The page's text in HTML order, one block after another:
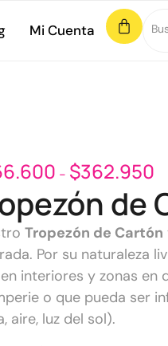
Mi Cuenta
- $362.950
de
Tropezón de Cartón
Por su naturaleza
interiores y zonas en
o que pueda ser
aire, luz del sol).